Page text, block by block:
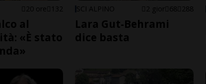
20 ore 132
al
«È stato
SCI ALPINO 2 gior 68 288
Lara Gut-Behrami
dice basta